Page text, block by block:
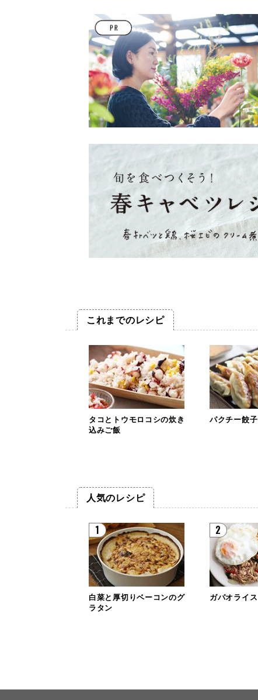
これまでのレシピ
タコとトウモロコシの炊き
込みご飯
パクチー餃子
人気のレシピ
1
白菜と厚切りベーコンのグ
ラタン
2
ガパオライス